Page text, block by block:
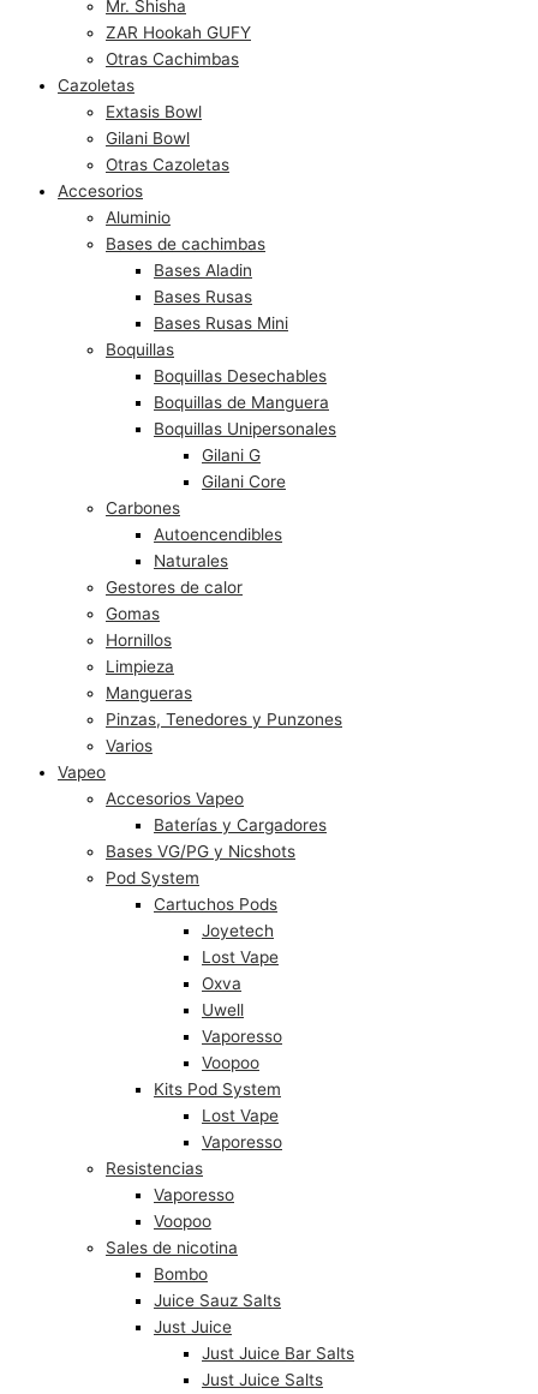
Mr. Shisha
ZAR Hookah GUFY
Otras Cachimbas
Cazoletas
Extasis Bowl
Gilani Bowl
Otras Cazoletas
Accesorios
Aluminio
Bases de cachimbas
Bases Aladin
Bases Rusas
Bases Rusas Mini
Boquillas
Boquillas Desechables
Boquillas de Manguera
Boquillas Unipersonales
Gilani G
Gilani Core
Carbones
Autoencendibles
Naturales
Gestores de calor
Gomas
Hornillos
Limpieza
Mangueras
Pinzas, Tenedores y Punzones
Varios
Vapeo
Accesorios Vapeo
Baterías y Cargadores
Bases VG/PG y Nicshots
Pod System
Cartuchos Pods
Joyetech
Lost Vape
Oxva
Uwell
Vaporesso
Voopoo
Kits Pod System
Lost Vape
Vaporesso
Resistencias
Vaporesso
Voopoo
Sales de nicotina
Bombo
Juice Sauz Salts
Just Juice
Just Juice Bar Salts
Just Juice Salts